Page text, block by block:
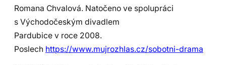
Romana Chvalová. Natočeno ve spolupráci
s Východočeským divadlem
Pardubice v roce 2008.
Poslech https://www.mujrozhlas.cz/sobotni-drama